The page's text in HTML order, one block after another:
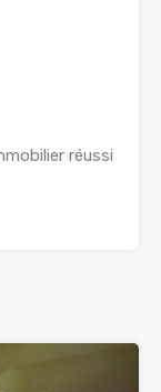
réussi